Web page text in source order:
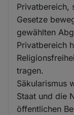
Privatbereich,
Gesetze
gewählten
Privatbereich
tragen.
Säkularismus
Staat und die
öffentlichen